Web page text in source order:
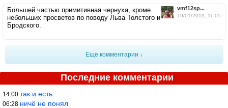
vmf12sp...
19/01/2019, 11:05
Большей частью примитивная чернуха, кроме
небольших просветов по поводу Льва Толстого и
Бродского.
Ещё комментарии ↓
Последние комментарии
14:00 так и есть.
06:28 ничё не понял